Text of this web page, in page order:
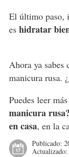
El último paso,
es hidratar
Ahora ya sabes
manicura rusa.
Puedes leer
manicura
en casa, en la
Publicado:
Actualizado: